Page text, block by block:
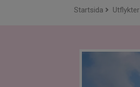
Startsida Utflykter